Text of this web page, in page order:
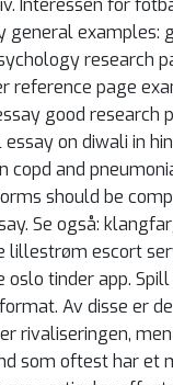
Interessen for
general examples:
research
reference page
good research
on diwali in
copd and
should be
Se også:
lillestrøm escort
oslo tinder app.
Av disse er
rivaliseringen,
som oftest har et